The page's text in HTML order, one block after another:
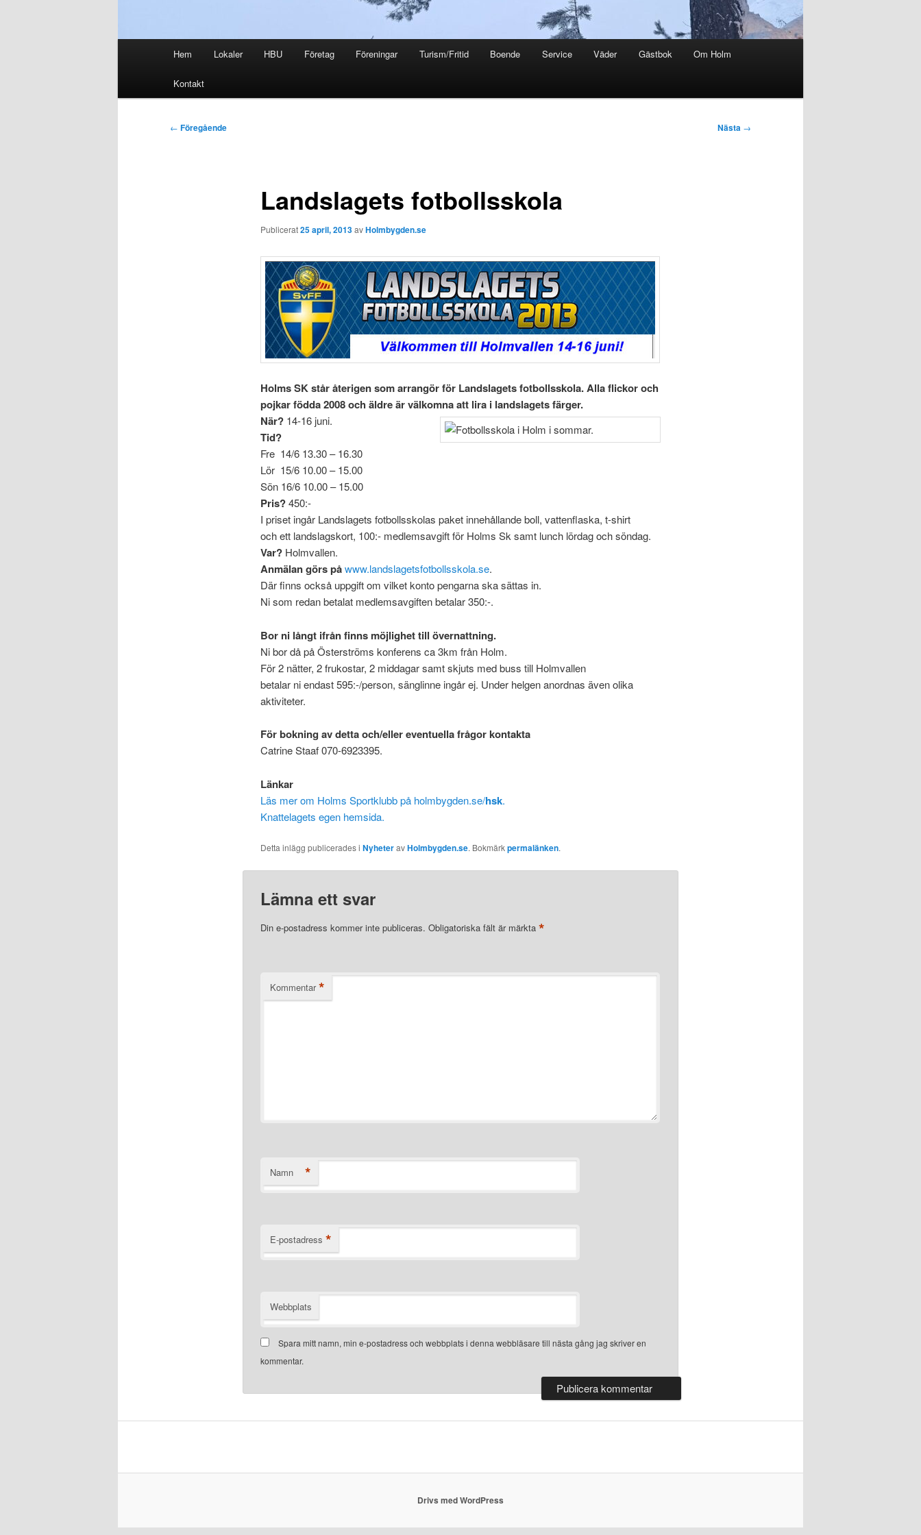
Hem Lokaler HBU Företag Föreningar Turism/Fritid Boende Service Väder Gästbok Om Holm
Kontakt
Inläggsnavigering
← Föregående Nästa →
Landslagets fotbollsskola
Publicerat25 april, 2013avHolmbygden.se
Holms SK står återigen som arrangör för Landslagetsfotbollsskola.Alla flickor och
pojkar födda 2008 och äldre är välkomna att lira i landslagets färger.
När?14-16 juni.
Tid?
Fre 14/6 13.30 – 16.30
Lör 15/6 10.00 – 15.00
Sön 16/6 10.00 – 15.00
Pris?450:-
I priset ingår Landslagets fotbollsskolas paket innehållande boll, vattenflaska, t-shirt
och ett landslagskort, 100:- medlemsavgift för Holms Sk samt lunch lördag och söndag.
Var?Holmvallen.
Anmälan görs påwww.landslagetsfotbollsskola.se.
Där finns också uppgift om vilket konto pengarna ska sättas in.
Ni som redan betalat medlemsavgiften betalar 350:-.
Bor ni långt ifrån finns möjlighet till övernattning.
Ni bor då på Österströms konferens ca 3km från Holm.
För 2 nätter, 2 frukostar, 2 middagar samt skjuts med buss till Holmvallen
betalar ni endast 595:-/person, sänglinne ingår ej. Under helgen anordnas även olika
aktiviteter.
För bokning av detta och/eller eventuella frågor kontakta
Catrine Staaf 070-6923395.
Länkar
Läs mer om Holms Sportklubb på holmbygden.se/hsk.
Knattelagets egen hemsida.
Detta inlägg publicerades i NyheteravHolmbygden.se. Bokmärkpermalänken.
Lämna ett svar
Din e-postadress kommer inte publiceras. Obligatoriska fält är märkta *
Kommentar *
Namn *
E-postadress *
Webbplats
Spara mitt namn, min e-postadress och webbplats i denna webbläsare till nästa gång jag skriver en
kommentar.
Drivs med WordPress